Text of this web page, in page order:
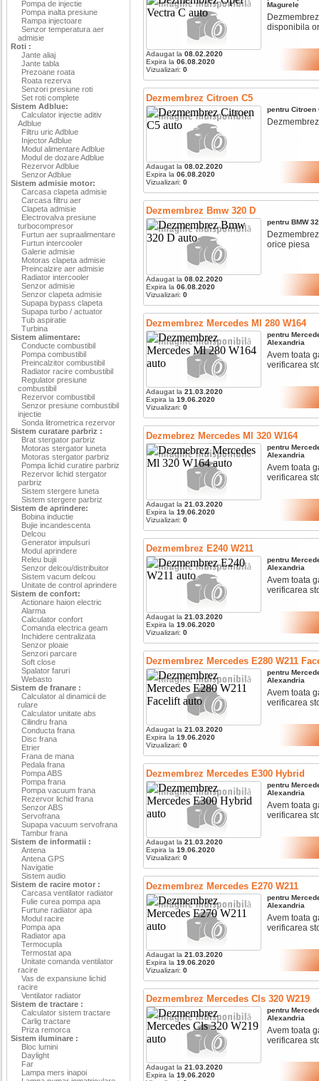
Pompa de injectie
Pompa inalta presiune
Rampa injectoare
Senzor temperatura aer
admisie
Roti :
Jante aliaj
Jante tabla
Prezoane roata
Roata rezerva
Senzori presiune roti
Set roti complete
Sistem Adblue:
Calculator injectie aditiv
Adblue
Filtru uric Adblue
Injector Adblue
Modul alimentare Adblue
Modul de dozare Adblue
Rezervor Adblue
Senzor Adblue
Sistem admisie motor:
Carcasa clapeta admisie
Carcasa filtru aer
Clapeta admisie
Electrovalva presiune
turbocompresor
Furtun aer supraalimentare
Furtun intercooler
Galerie admisie
Motoras clapeta admisie
Preincalzire aer admisie
Radiator intercooler
Senzor admisie
Senzor clapeta admisie
Supapa bypass clapeta
Supapa turbo / actuator
Tub aspiratie
Turbina
Sistem alimentare:
Conducte combustibil
Pompa combustibil
Preincalzitor combustibil
Radiator racire combustibil
Regulator presiune
combustibil
Rezervor combustibil
Senzor presiune combustibil
injectie
Sonda litrometrica rezervor
Sistem curatare parbriz :
Brat stergator parbriz
Motoras stergator luneta
Motoras stergator parbriz
Pompa lichid curatire parbriz
Rezervor lichid stergator
parbriz
Sistem stergere luneta
Sistem stergere parbriz
Sistem de aprindere:
Bobina inductie
Bujie incandescenta
Delcou
Generator impulsuri
Modul aprindere
Releu bujii
Senzor delcou/distribuitor
Sistem vacum delcou
Unitate de control aprindere
Sistem de confort:
Actionare haion electric
Alarma
Calculator confort
Comanda electrica geam
Inchidere centralizata
Senzor ploaie
Senzori parcare
Soft close
Spalator faruri
Webasto
Sistem de franare :
Calculator al dinamicii de
rulare
Calculator unitate abs
Cilindru frana
Conducta frana
Disc frana
Etrier
Frana de mana
Pedala frana
Pompa ABS
Pompa frana
Pompa vacuum frana
Rezervor lichid frana
Senzor ABS
Servofrana
Supapa vacuum servofrana
Tambur frana
Sistem de informatii :
Antena
Antena GPS
Navigatie
Sistem audio
Sistem de racire motor :
Carcasa ventilator radiator
Fulie curea pompa apa
Furtune radiator apa
Modul racire
Pompa apa
Radiator apa
Termocupla
Termostat apa
Unitate comanda ventilator
racire
Vas de expansiune lichid
racire
Ventilator radiator
Sistem de tractare :
Calculator sistem tractare
Carlig tractare
Priza remorca
Sistem iluminare :
Bloc lumini
Daylight
Far
Lampa mers inapoi
Adaugat la 08.02.2020
Expira la 06.08.2020
Vizualizari: 0
Magurele
disponibila
Dezmembrez Citroen C5
Adaugat la 08.02.2020
Expira la 06.08.2020
Vizualizari: 0
pentru Citroen
Dezmembrez Bmw 320 D
Adaugat la 08.02.2020
Expira la 06.08.2020
Vizualizari: 0
pentru BMW
orice piesa
Dezmembrez Mercedes Ml 280 W164
Adaugat la 21.03.2020
Expira la 19.06.2020
Vizualizari: 0
pentru
Alexandria
Avem toata
verificarea
Dezmebrez Mercedes Ml 320 W164
Adaugat la 21.03.2020
Expira la 19.06.2020
Vizualizari: 0
pentru
Alexandria
Avem toata
verificarea
Dezmembrez E240 W211
Adaugat la 21.03.2020
Expira la 19.06.2020
Vizualizari: 0
pentru
Alexandria
Avem toata
verificarea
Dezmembrez Mercedes E280 W211
Adaugat la 21.03.2020
Expira la 19.06.2020
Vizualizari: 0
pentru
Alexandria
Avem toata
verificarea
Dezmembrez Mercedes E300 Hybrid
Adaugat la 21.03.2020
Expira la 19.06.2020
Vizualizari: 0
pentru
Alexandria
Avem toata
verificarea
Dezmembrez Mercedes E270 W211
Adaugat la 21.03.2020
Expira la 19.06.2020
Vizualizari: 0
pentru
Alexandria
Avem toata
verificarea
Dezmembrez Mercedes Cls 320 W219
Adaugat la 21.03.2020
Expira la 19.06.2020
pentru
Alexandria
Avem toata
verificarea